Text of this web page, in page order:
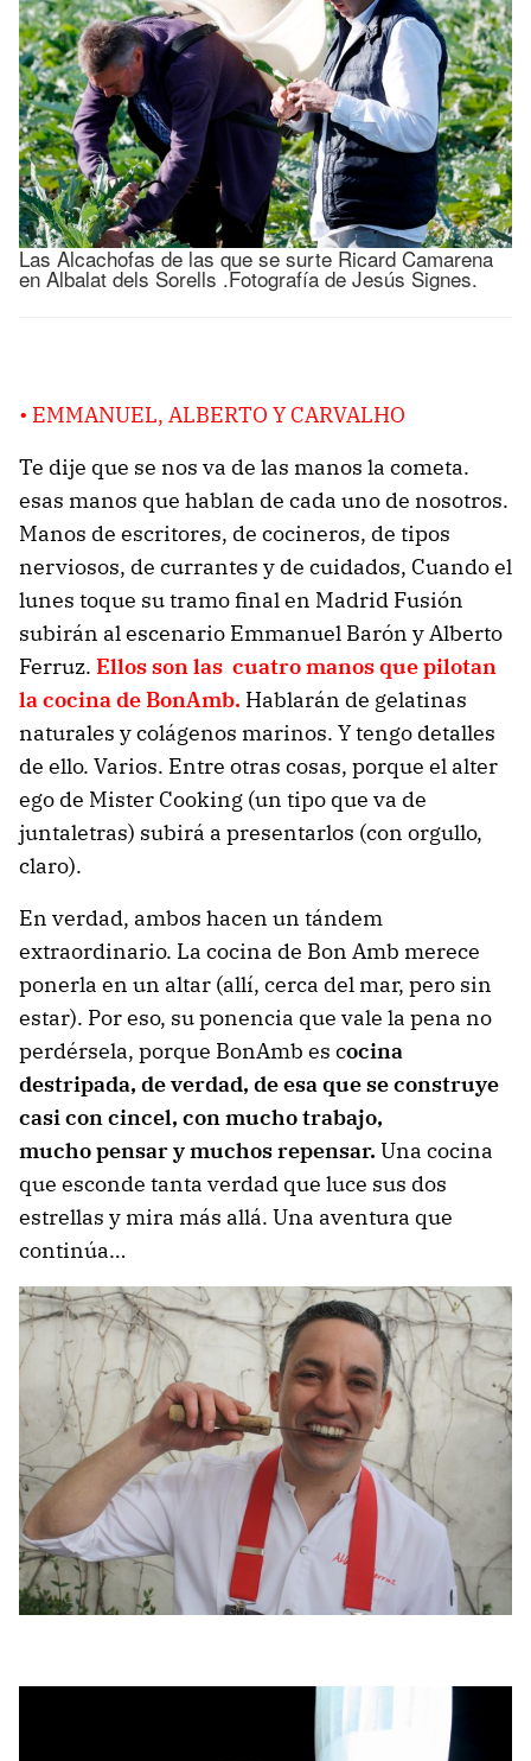
Las Alcachofas de las que se surte Ricard Camarena
en Albalat dels Sorells .Fotografía de Jesús Signes.
• EMMANUEL, ALBERTO Y CARVALHO
Te dije que se nos va de las manos la cometa.
esas manos que hablan de cada uno de nosotros.
Manos de escritores, de cocineros, de tipos
nerviosos, de currantes y de cuidados, Cuando el
lunes toque su tramo final en Madrid Fusión
subirán al escenario Emmanuel Barón y Alberto
Ferruz. Ellos son las cuatro manos que pilotan
la cocina de BonAmb. Hablarán de gelatinas
naturales y colágenos marinos. Y tengo detalles
de ello. Varios. Entre otras cosas, porque el alter
ego de Mister Cooking (un tipo que va de
juntaletras) subirá a presentarlos (con orgullo,
claro).
En verdad, ambos hacen un tándem
extraordinario. La cocina de Bon Amb merece
ponerla en un altar (allí, cerca del mar, pero sin
estar). Por eso, su ponencia que vale la pena no
perdérsela, porque BonAmb es cocina
destripada, de verdad, de esa que se construye
casi con cincel, con mucho trabajo,
mucho pensar y muchos repensar. Una cocina
que esconde tanta verdad que luce sus dos
estrellas y mira más allá. Una aventura que
continúa…